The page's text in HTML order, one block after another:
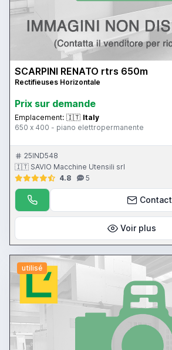
SCARPINI RENATO rtrs 650m
Rectifieuses Horizontale
Prix ​​sur demande
Emplacement: 🇮🇹 Italy
650 x 400 - piano elettropermanente
25IND548
🇮🇹 SAVIO Macchine Utensili srl
4.8
5
Contact
Voir plus
utilisé